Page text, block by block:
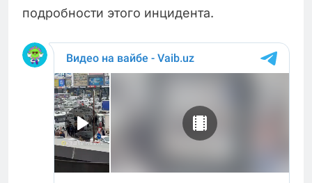
подробности этого инцидента.